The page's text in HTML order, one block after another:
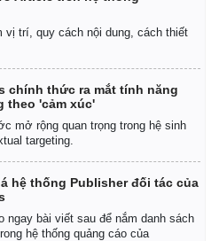
vị trí, quy cách nội dung, cách thiết
chính thức ra mắt tính năng
theo 'cảm xúc'
mở rộng quan trọng trong hệ sinh
targeting.
hệ thống Publisher đối tác của
ngay bài viết sau để nắm danh sách
hệ thống quảng cáo của